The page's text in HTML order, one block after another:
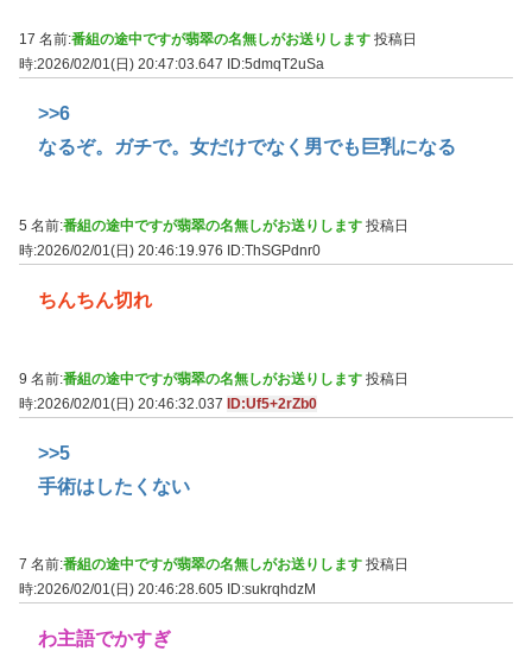
17 名前:番組の途中ですが翡翠の名無しがお送りします 投稿日
時:2026/02/01(日) 20:47:03.647
ID:5dmqT2uSa
>>6
なるぞ。ガチで。女だけでなく男でも巨乳になる
5 名前:番組の途中ですが翡翠の名無しがお送りします 投稿日
時:2026/02/01(日) 20:46:19.976
ID:ThSGPdnr0
ちんちん切れ
9 名前:番組の途中ですが翡翠の名無しがお送りします 投稿日
時:2026/02/01(日) 20:46:32.037 ID:Uf5+2rZb0
>>5
手術はしたくない
7 名前:番組の途中ですが翡翠の名無しがお送りします 投稿日
時:2026/02/01(日) 20:46:28.605
ID:sukrqhdzM
わ主語でかすぎ